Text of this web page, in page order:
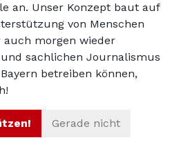
an. Unser Konzept baut auf
von Menschen
morgen wieder
sachlichen Journalismus
betreiben können,
Gerade nicht